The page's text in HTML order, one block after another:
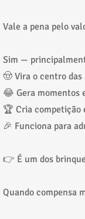
Vale a pena pelo
Sim —
🤠 Vira o centro das
😂 Gera momentos
🏆 Cria competição
🎉 Funciona para
👉 É um dos
Quando compensa